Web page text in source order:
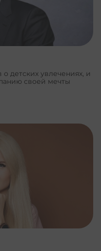
детских увлечениях, и
своей мечты